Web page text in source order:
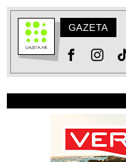
GAZETA